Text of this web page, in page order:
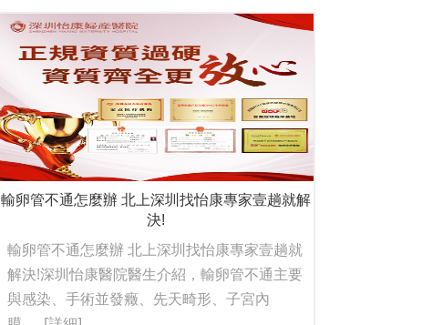
輸卵管不通怎麼辦 北上深圳找怡康專家壹趟就解
決!
輸卵管不通怎麼辦 北上深圳找怡康專家壹趟就
解決!深圳怡康醫院醫生介紹，輸卵管不通主要
與感染、手術並發癥、先天畸形、子宮內